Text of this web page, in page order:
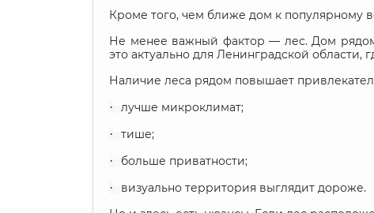
Кроме того, чем ближе дом к популярному
Не менее важный фактор — лес. Дом
это актуально для Ленинградской
Наличие леса рядом повышает
· лучше микроклимат;
· тише;
· больше приватности;
·
визуально территория выглядит дороже.